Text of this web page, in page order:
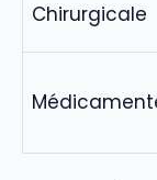
Chirurgicale